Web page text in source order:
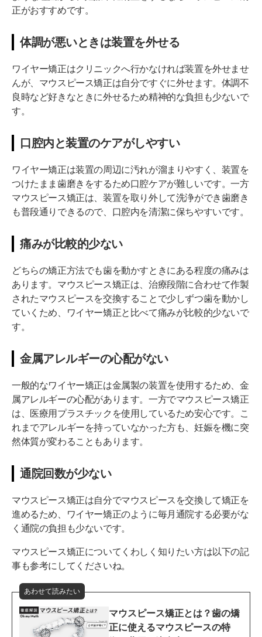
正がおすすめです。
体調が悪いときは装置を外せる
ワイヤー矯正はクリニックへ行かなければ装置を外せませ
んが、マウスピース矯正は自分ですぐに外せます。体調不
良時など好きなときに外せるため精神的な負担も少ないで
す。
口腔内と装置のケアがしやすい
ワイヤー矯正は装置の周辺に汚れが溜まりやすく、装置を
つけたまま歯磨きをするため口腔ケアが難しいです。一方
マウスピース矯正は、装置を取り外して洗浄ができ歯磨き
も普段通りできるので、口腔内を清潔に保ちやすいです。
痛みが比較的少ない
どちらの矯正方法でも歯を動かすときにある程度の痛みは
あります。マウスピース矯正は、治療段階に合わせて作製
されたマウスピースを交換することで少しずつ歯を動かし
ていくため、ワイヤー矯正と比べて痛みが比較的少ないで
す。
金属アレルギーの心配がない
一般的なワイヤー矯正は金属製の装置を使用するため、金
属アレルギーの心配があります。一方でマウスピース矯正
は、医療用プラスチックを使用しているため安心です。こ
れまでアレルギーを持っていなかった方も、妊娠を機に突
然体質が変わることもあります。
通院回数が少ない
マウスピース矯正は自分でマウスピースを交換して矯正を
進めるため、ワイヤー矯正のように毎月通院する必要がな
く通院の負担も少ないです。
マウスピース矯正についてくわしく知りたい方は以下の記
事も参考にしてくださいね。
あわせて読みたい
マウスピース矯正とは？歯の矯
正に使えるマウスピースの特